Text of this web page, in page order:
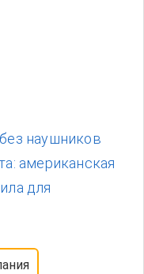
наушников
американская
для